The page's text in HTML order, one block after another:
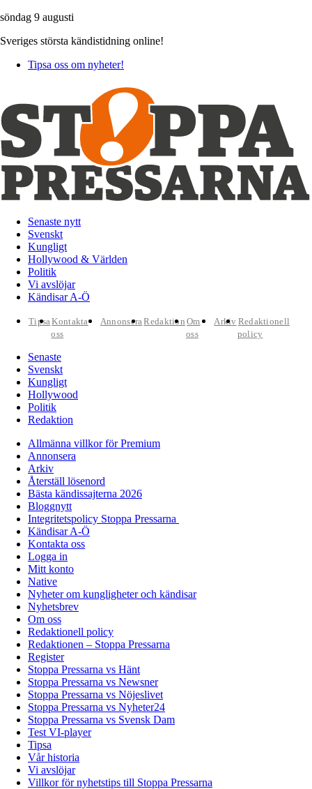
söndag 9 augusti
Sveriges största kändistidning online!
Tipsa oss om nyheter!
Senaste nytt
Svenskt
Kungligt
Hollywood & Världen
Politik
Vi avslöjar
Kändisar A-Ö
TipsaKontakta
oss
AnnonseraRedaktion Om
oss
Arkiv Redaktionell
policy
Senaste
Svenskt
Kungligt
Hollywood
Politik
Redaktion
Allmänna villkor för Premium
Annonsera
Arkiv
Återställ lösenord
Bästa kändissajterna 2026
Bloggnytt
Integritetspolicy Stoppa Pressarna
Kändisar A-Ö
Kontakta oss
Logga in
Mitt konto
Native
Nyheter om kungligheter och kändisar
Nyhetsbrev
Om oss
Redaktionell policy
Redaktionen – Stoppa Pressarna
Register
Stoppa Pressarna vs Hänt
Stoppa Pressarna vs Newsner
Stoppa Pressarna vs Nöjeslivet
Stoppa Pressarna vs Nyheter24
Stoppa Pressarna vs Svensk Dam
Test VI-player
Tipsa
Vår historia
Vi avslöjar
Villkor för nyhetstips till Stoppa Pressarna